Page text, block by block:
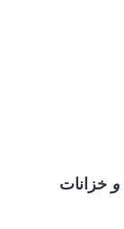
و خزانات